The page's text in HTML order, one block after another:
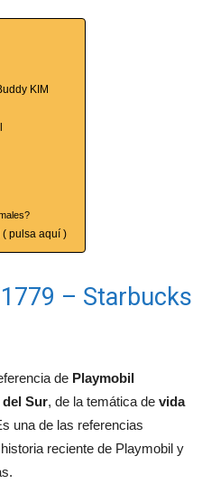
KIM
pulsa aquí )
– Starbucks
de Playmobil
del Sur, de la temática de vida
una de las referencias
reciente de Playmobil y